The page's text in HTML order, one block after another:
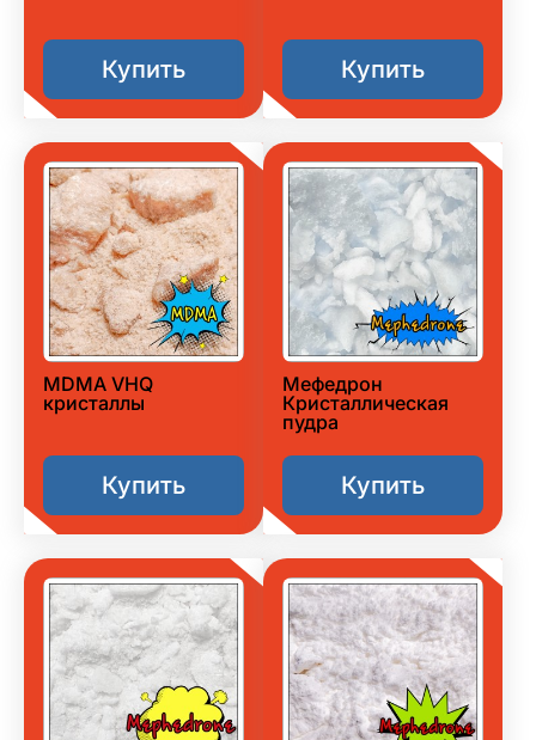
Купить Купить
MDMA VHQ
кристаллы
Купить
Мефедрон
Кристаллическая
пудра
Купить